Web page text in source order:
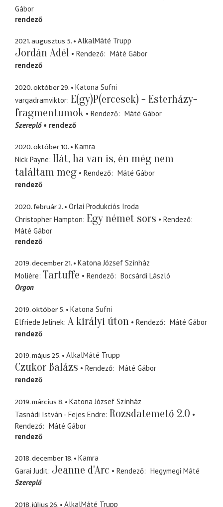
Gábor
rendező
2021. augusztus 5. AlkalMáté Trupp
Jordán Adél Rendező
Máté Gábor
rendező
2020. október 29.
Katona Sufni
vargadramviktor E(gy)P(ercesek) - Esterházy-
fragmentumok
Rendező
Máté Gábor
Szereplő
rendező
2020. október 10.
Kamra
Nick Payne Hát, ha van is, én még nem
találtam meg
Rendező
Máté Gábor
rendező
2020. február 2.
Orlai Produkciós Iroda
Christopher Hampton Egy német sors
Rendező
Máté Gábor
rendező
2019. december 21.
Katona József Színház
Molière Tartuffe Rendező
Bocsárdi László
Orgon
2019. október 5.
Katona Sufni
Elfriede Jelinek A királyi úton Rendező
Máté Gábor
rendező
2019. május 25. AlkalMáté Trupp
Czukor Balázs Rendező
Máté Gábor
rendező
2019. március 8.
Katona József Színház
Tasnádi István - Fejes Endre Rozsdatemető 2.0
Rendező
Máté Gábor
rendező
2018. december 18.
Kamra
Garai Judit Jeanne d'Arc Rendező
Hegymegi Máté
Szereplő
AlkalMáté Trupp